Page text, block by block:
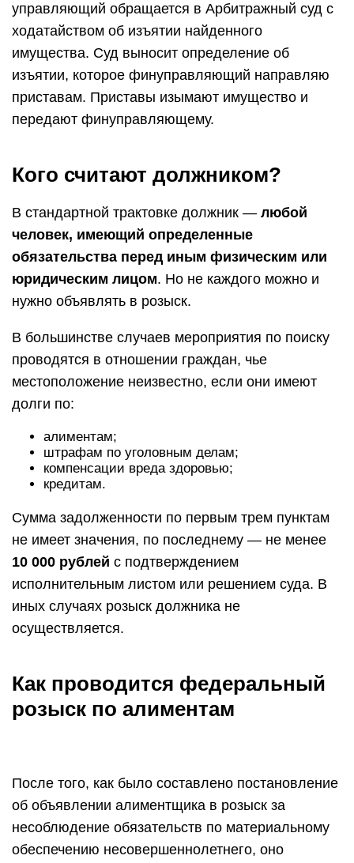
управляющий обращается в Арбитражный суд с
ходатайством об изъятии найденного
имущества. Суд выносит определение об
изъятии, которое финуправляющий направляю
приставам. Приставы изымают имущество и
передают финуправляющему.
Кого считают должником?
В стандартной трактовке должник — любой
человек, имеющий определенные
обязательства перед иным физическим или
юридическим лицом. Но не каждого можно и
нужно объявлять в розыск.
В большинстве случаев мероприятия по поиску
проводятся в отношении граждан, чье
местоположение неизвестно, если они имеют
долги по:
алиментам;
штрафам по уголовным делам;
компенсации вреда здоровью;
кредитам.
Сумма задолженности по первым трем пунктам
не имеет значения, по последнему — не менее
10 000 рублей с подтверждением
исполнительным листом или решением суда. В
иных случаях розыск должника не
осуществляется.
Как проводится федеральный
розыск по алиментам
После того, как было составлено постановление
об объявлении алиментщика в розыск за
несоблюдение обязательств по материальному
обеспечению несовершеннолетнего, оно